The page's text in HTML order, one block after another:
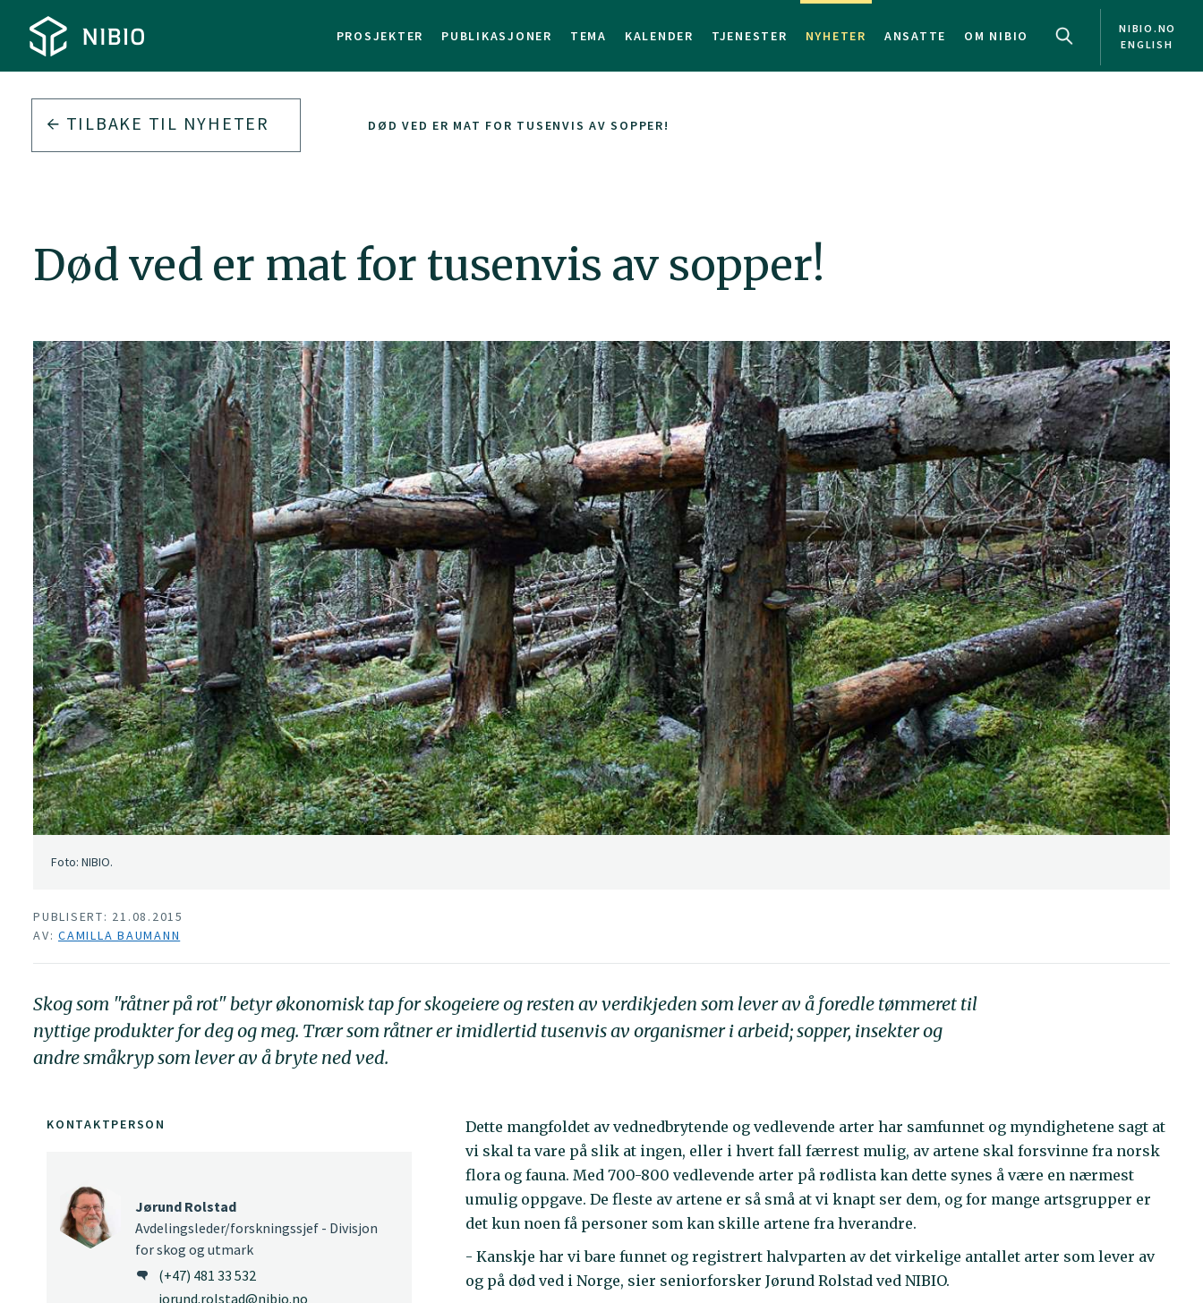
PROSJEKTER PUBLIKASJONER TEMA KALENDER TJENESTER NYHETER ANSATTE OM NIBIO
NIBIO.NO
ENGLISH
TILBAKE TIL NYHETER DØD VED ER MAT FOR TUSENVIS AV SOPPER!
Død ved er mat for tusenvis av sopper!
Foto: NIBIO.
PUBLISERT: 21.08.2015
AV: CAMILLA BAUMANN
Skog som "råtner på rot" betyr økonomisk tap for skogeiere og resten av verdikjeden som lever av å foredle tømmeret til
nyttige produkter for deg og meg. Trær som råtner er imidlertid tusenvis av organismer i arbeid; sopper, insekter og
andre småkryp som lever av å bryte ned ved.
Dette mangfoldet av vednedbrytende og vedlevende arter har samfunnet og myndighetene sagt at
vi skal ta vare på slik at ingen, eller i hvert fall færrest mulig, av artene skal forsvinne fra norsk
flora og fauna. Med 700-800 vedlevende arter på rødlista kan dette synes å være en nærmest
umulig oppgave. De fleste av artene er så små at vi knapt ser dem, og for mange artsgrupper er
det kun noen få personer som kan skille artene fra hverandre.
- Kanskje har vi bare funnet og registrert halvparten av det virkelige antallet arter som lever av
og på død ved i Norge, sier seniorforsker Jørund Rolstad ved NIBIO.
KONTAKTPERSON
Jørund Rolstad
Avdelingsleder/forskningssjef - Divisjon
for skog og utmark
(+47) 481 33 532
jorund.rolstad@nibio.no